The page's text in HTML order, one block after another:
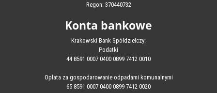
Regon: 370440732
Konta bankowe
Krakowski Bank Spółdzielczy:
Podatki
44 8591 0007 0400 0899 7412 0010
Opłata za gospodarowanie odpadami komunalnymi
65 8591 0007 0400 0899 7412 0020